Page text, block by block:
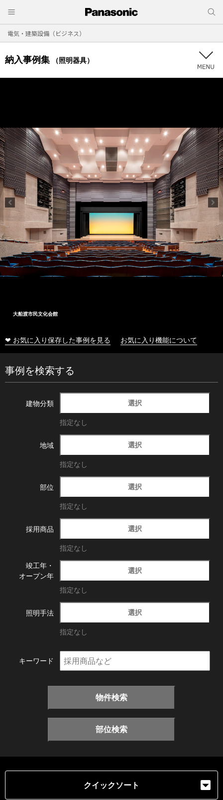
電気・建築設備（ビジネス）
納入事例集 （照明器具）
大船渡市民文化会館
❤ お気に入り保存した事例を見る お気に入り機能について
事例を検索する
建物分類 選択
指定なし
地域 選択
指定なし
部位 選択
指定なし
採用商品 選択
指定なし
竣工年・
オープン年
選択
指定なし
照明手法 選択
指定なし
キーワード
物件検索
部位検索
クイックソート